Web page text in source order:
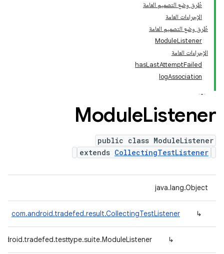
طُرق وضع التصميم العامة
الإجراءات العامة
طُرق وضع التصميم العامة
ModuleListener
الإجراءات العامة
hasLastAttemptFailed
logAssociation
ModuleListener
public class ModuleListener
extends CollectingTestListener
java.lang.Object
↳
com.android.tradefed.result.CollectingTestListener
↳